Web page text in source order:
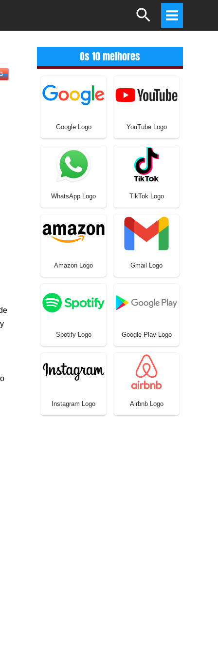
Search
Main
Menu
Os 10 melhores
Google Logo YouTube Logo
WhatsApp Logo TikTok Logo
Amazon Logo Gmail Logo
Spotify Logo Google Play Logo
Instagram Logo Airbnb Logo